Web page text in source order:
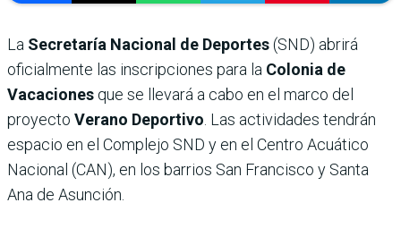
La Secretaría Nacional de Deportes(SND) abrirá
oficialmente las inscripciones para la Colonia de
Vacaciones que se llevará a cabo en el marco del
proyecto Verano Deportivo . Las actividades tendrán
espacio en el Complejo SND y en el Centro Acuático
Nacional (CAN), en los barrios San Francisco y Santa
Ana de Asunción.